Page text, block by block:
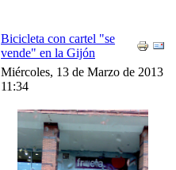
Bicicleta con cartel "se
vende" en la Gijón
Miércoles, 13 de Marzo de 2013
11:34